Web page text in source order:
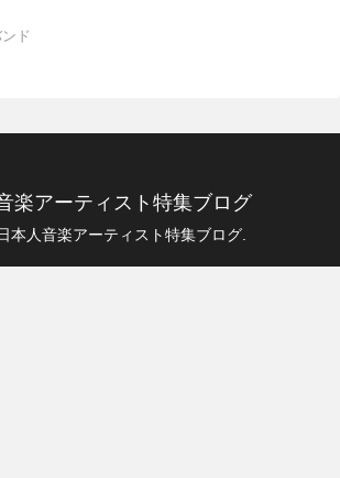
ド
楽アーティスト特集ブログ
本人音楽アーティスト特集ブログ.